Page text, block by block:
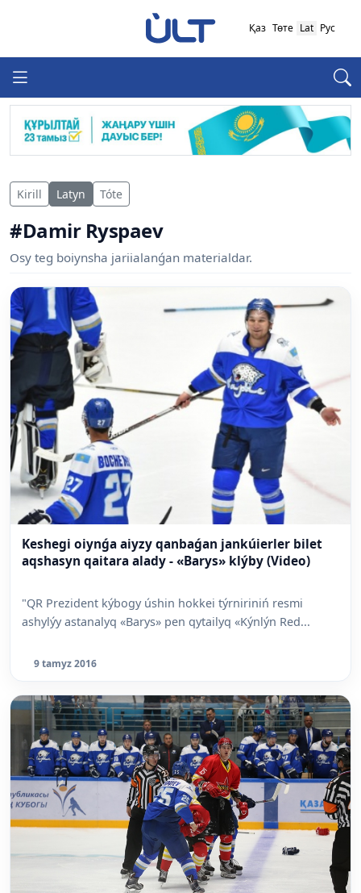
Қаз Төте Lat Рус
Kirill Latyn Tóte
#Damir Ryspaev
Osy teg boiynsha jariialanǵan materialdar.
Keshegi oiynǵa aiyzy qanbaǵan jankúierler bilet
aqshasyn qaitara alady - «Barys» klýby (Video)
"QR Prezident kýbogy úshin hokkei týrniriniń resmi
ashylýy astanalyq «Barys» pen qytailyq «Kýnlýn Red...
9 tamyz 2016